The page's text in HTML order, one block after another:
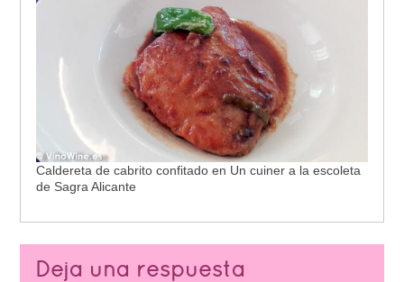
Caldereta de cabrito confitado en Un cuiner a la escoleta
de Sagra Alicante
Deja una respuesta